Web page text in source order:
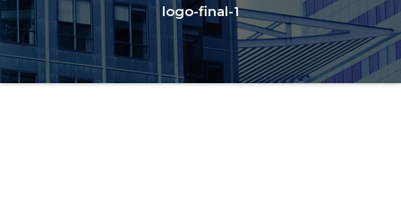
logo-final-1